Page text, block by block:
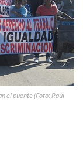
el puente (Foto: Raúl